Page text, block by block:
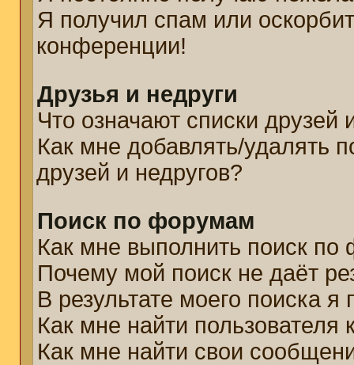
Я получил спам или
конференции!
Друзья и недруги
Что означают списки друзей
Как мне добавлять/удалять
друзей и недругов?
Поиск по форумам
Как мне выполнить поиск
Почему мой поиск не даёт
В результате моего поиска
Как мне найти пользователя
Как мне найти свои